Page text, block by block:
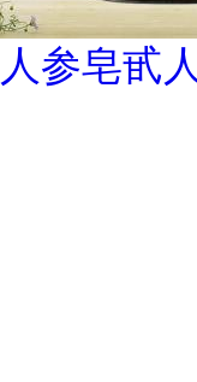
人参皂甙